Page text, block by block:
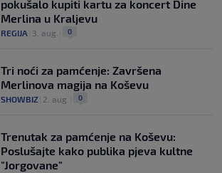
pokušalo kupiti kartu za koncert Dine
Merlina u Kraljevu
REGIJA 3. aug. 0
Tri noći za pamćenje: Završena
Merlinova magija na Koševu
SHOWBIZ 2. aug. 0
Trenutak za pamćenje na Koševu:
Poslušajte kako publika pjeva kultne
"Jorgovane"